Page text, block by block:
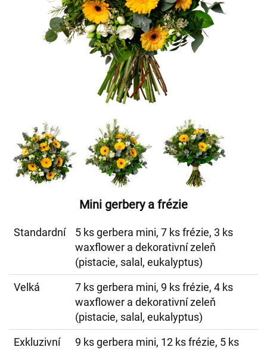
Mini gerbery a frézie
Standardní
5 ks gerbera mini, 7 ks frézie, 3 ks
waxflower a dekorativní zeleň
(pistacie, salal, eukalyptus)
Velká
7 ks gerbera mini, 9 ks frézie, 4 ks
waxflower a dekorativní zeleň
(pistacie, salal, eukalyptus)
Exkluzivní
9 ks gerbera mini, 12 ks frézie, 5 ks